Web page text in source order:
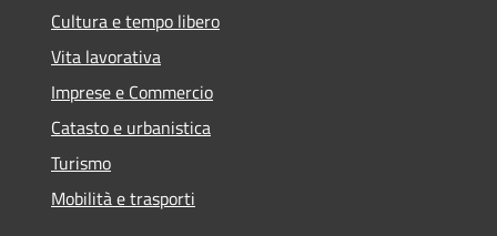
Cultura e tempo libero
Vita lavorativa
Imprese e Commercio
Catasto e urbanistica
Turismo
Mobilità e trasporti